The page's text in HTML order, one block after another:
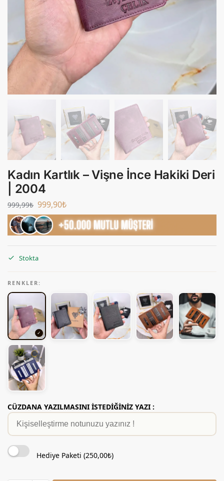
Kadın Kartlık – Vişne İnce Hakiki Deri
| 2004
999,99₺ 999,90₺
Stokta
RENKLER:
CÜZDANA YAZILMASINI İSTEDİĞİNİZ YAZI :
Hediye Paketi (250,00₺)